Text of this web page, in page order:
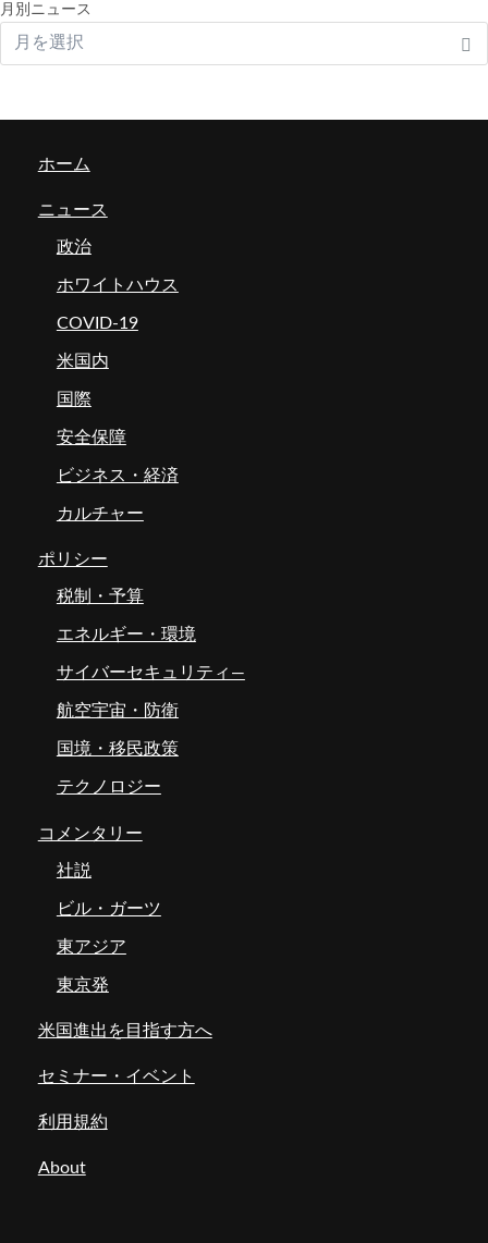
月別ニュース
ホーム
ニュース
政治
ホワイトハウス
COVID-19
米国内
国際
安全保障
ビジネス・経済
カルチャー
ポリシー
税制・予算
エネルギー・環境
サイバーセキュリティ―
航空宇宙・防衛
国境・移民政策
テクノロジー
コメンタリー
社説
ビル・ガーツ
東アジア
東京発
米国進出を目指す方へ
セミナー・イベント
利用規約
About